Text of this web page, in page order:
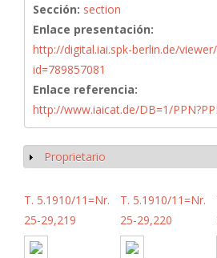
Sección: section
Enlace presentación:
http://digital.iai.spk-berlin.de/
id=789857081
Enlace referencia:
http://www.iaicat.de/DB=1/
Mostrar
Proprietario
T. 5.1910/11=Nr.
25-29,219
T. 5.1910/11=Nr.
25-29,220